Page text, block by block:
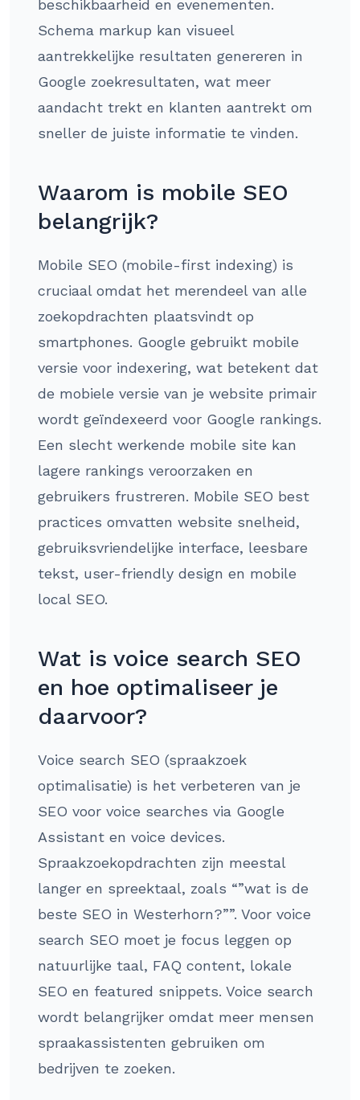
beschikbaarheid en evenementen.
Schema markup kan visueel
aantrekkelijke resultaten genereren in
Google zoekresultaten, wat meer
aandacht trekt en klanten aantrekt om
sneller de juiste informatie te vinden.
Waarom is mobile SEO
belangrijk?
Mobile SEO (mobile-first indexing) is
cruciaal omdat het merendeel van alle
zoekopdrachten plaatsvindt op
smartphones. Google gebruikt mobile
versie voor indexering, wat betekent dat
de mobiele versie van je website primair
wordt geïndexeerd voor Google rankings.
Een slecht werkende mobile site kan
lagere rankings veroorzaken en
gebruikers frustreren. Mobile SEO best
practices omvatten website snelheid,
gebruiksvriendelijke interface, leesbare
tekst, user-friendly design en mobile
local SEO.
Wat is voice search SEO
en hoe optimaliseer je
daarvoor?
Voice search SEO (spraakzoek
optimalisatie) is het verbeteren van je
SEO voor voice searches via Google
Assistant en voice devices.
Spraakzoekopdrachten zijn meestal
langer en spreektaal, zoals “”wat is de
beste SEO in Westerhorn?””. Voor voice
search SEO moet je focus leggen op
natuurlijke taal, FAQ content, lokale
SEO en featured snippets. Voice search
wordt belangrijker omdat meer mensen
spraakassistenten gebruiken om
bedrijven te zoeken.